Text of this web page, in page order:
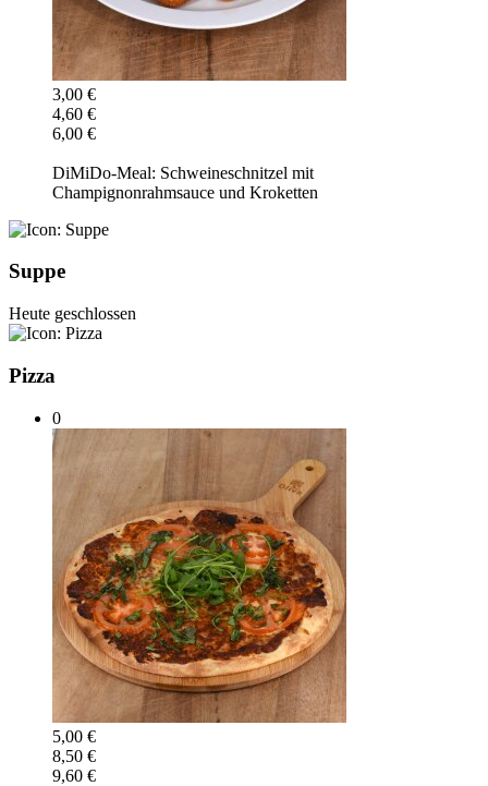
3,00 €
4,60 €
6,00 €
DiMiDo-Meal: Schweineschnitzel mit
Champignonrahmsauce und Kroketten
Suppe
Heute geschlossen
Pizza
0
5,00 €
8,50 €
9,60 €